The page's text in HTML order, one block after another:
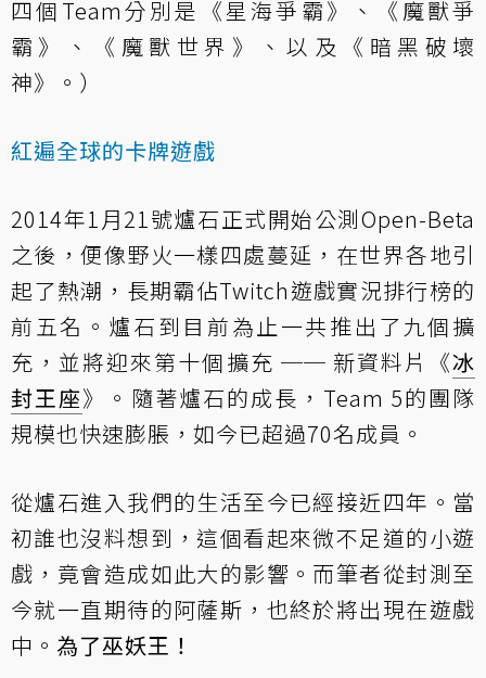
四個Team分別是《星海爭霸》、《魔獸爭
霸》、《魔獸世界》、以及《暗黑破壞
神》。）
紅遍全球的卡牌遊戲
2014年1月21號爐石正式開始公測Open-Beta
之後，便像野火一樣四處蔓延，在世界各地引
起了熱潮，長期霸佔Twitch遊戲實況排行榜的
前五名。爐石到目前為止一共推出了九個擴
充，並將迎來第十個擴充 ── 新資料片《冰
封王座》。隨著爐石的成長，Team 5的團隊
規模也快速膨脹，如今已超過70名成員。
從爐石進入我們的生活至今已經接近四年。當
初誰也沒料想到，這個看起來微不足道的小遊
戲，竟會造成如此大的影響。而筆者從封測至
今就一直期待的阿薩斯，也終於將出現在遊戲
中。 為了巫妖王！